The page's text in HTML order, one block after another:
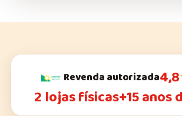
Revenda autorizada4,8
2 lojas físicas+15 anos